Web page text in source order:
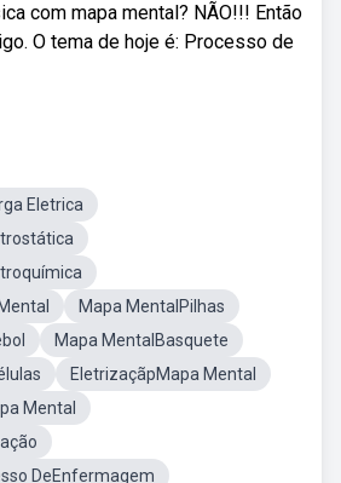
com mapa mental? NÃO!!! Então
O tema de hoje é: Processo de
Eletrica
Mapa MentalPilhas
Mapa MentalBasquete
EletrizaçãpMapa Mental
Mental
DeEnfermagem